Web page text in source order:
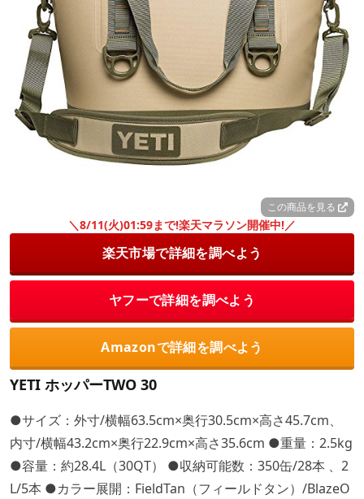
この商品を見る
＼8/11(火)01:59まで!楽天マラソン開催中!／
楽天市場で詳細を調べよう
ヤフーで詳細を調べよう
Amazonで詳細を調べよう
YETI ホッパーTWO 30
●サイズ：外寸/横幅63.5cm×奥行30.5cm×高さ45.7cm、
内寸/横幅43.2cm×奥行22.9cm×高さ35.6cm ●重量：2.5kg
●容量：約28.4L（30QT） ●収納可能数：350缶/28本 、2
L/5本 ●カラー展開：FieldTan（フィールドタン）/BlazeO